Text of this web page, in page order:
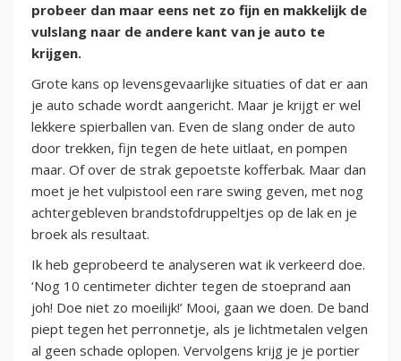
probeer dan maar eens net zo fijn en makkelijk de
vulslang naar de andere kant van je auto te
krijgen.
Grote kans op levensgevaarlijke situaties of dat er aan
je auto schade wordt aangericht. Maar je krijgt er wel
lekkere spierballen van. Even de slang onder de auto
door trekken, fijn tegen de hete uitlaat, en pompen
maar. Of over de strak gepoetste kofferbak. Maar dan
moet je het vulpistool een rare swing geven, met nog
achtergebleven brandstofdruppeltjes op de lak en je
broek als resultaat.
Ik heb geprobeerd te analyseren wat ik verkeerd doe.
‘Nog 10 centimeter dichter tegen de stoeprand aan
joh! Doe niet zo moeilijk!’ Mooi, gaan we doen. De band
piept tegen het perronnetje, als je lichtmetalen velgen
al geen schade oplopen. Vervolgens krijg je je portier